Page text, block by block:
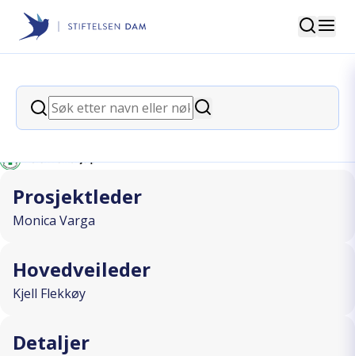
Stiftelsen Dam
Søk
Søk
Søk
back
Innsikt under psykose
Prosjektleder
Monica Varga
Hovedveileder
Kjell Flekkøy
Detaljer